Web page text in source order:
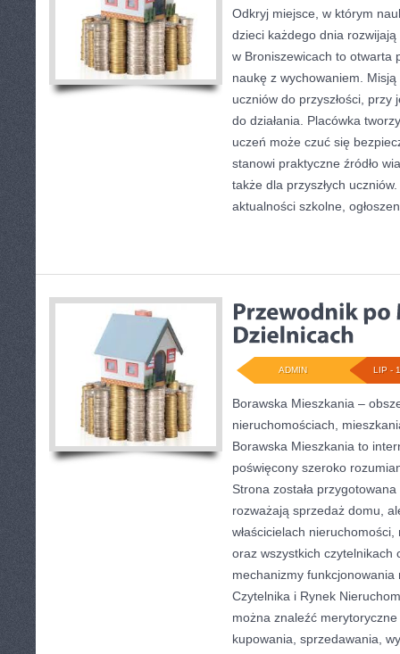
Odkryj miejsce, w którym
dzieci każdego dnia
w Broniszewicach to otwarta
naukę z wychowaniem.
uczniów do przyszłości,
do działania. Placówka
uczeń może czuć się
stanowi praktyczne źródło
także dla przyszłych
aktualności szkolne,
LIP -
ADMIN
Borawska Mieszkania –
nieruchomościach,
Borawska Mieszkania to
poświęcony szeroko
Strona została
rozważają sprzedaż domu,
właścicielach
oraz wszystkich czytelnikach
mechanizmy
Czytelnika i Rynek
można znaleźć
kupowania, sprzedawania,